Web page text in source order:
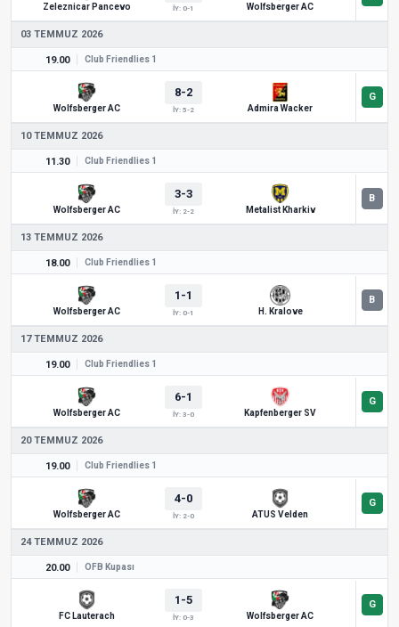
Zeleznicar Pancevo İY: 0-1 Wolfsberger AC
03 TEMMUZ 2026
19.00 Club Friendlies 1
Wolfsberger AC
8-2
İY: 5-2 Admira Wacker
10 TEMMUZ 2026
11.30 Club Friendlies 1
Wolfsberger AC
3-3
İY: 2-2 Metalist Kharkiv
13 TEMMUZ 2026
18.00 Club Friendlies 1
Wolfsberger AC
1-1
İY: 0-1 H. Kralove
17 TEMMUZ 2026
19.00 Club Friendlies 1
Wolfsberger AC
6-1
İY: 3-0 Kapfenberger SV
20 TEMMUZ 2026
19.00 Club Friendlies 1
Wolfsberger AC
4-0
İY: 2-0 ATUS Velden
24 TEMMUZ 2026
20.00 ÖFB Kupası
FC Lauterach
1-5
İY: 0-3 Wolfsberger AC